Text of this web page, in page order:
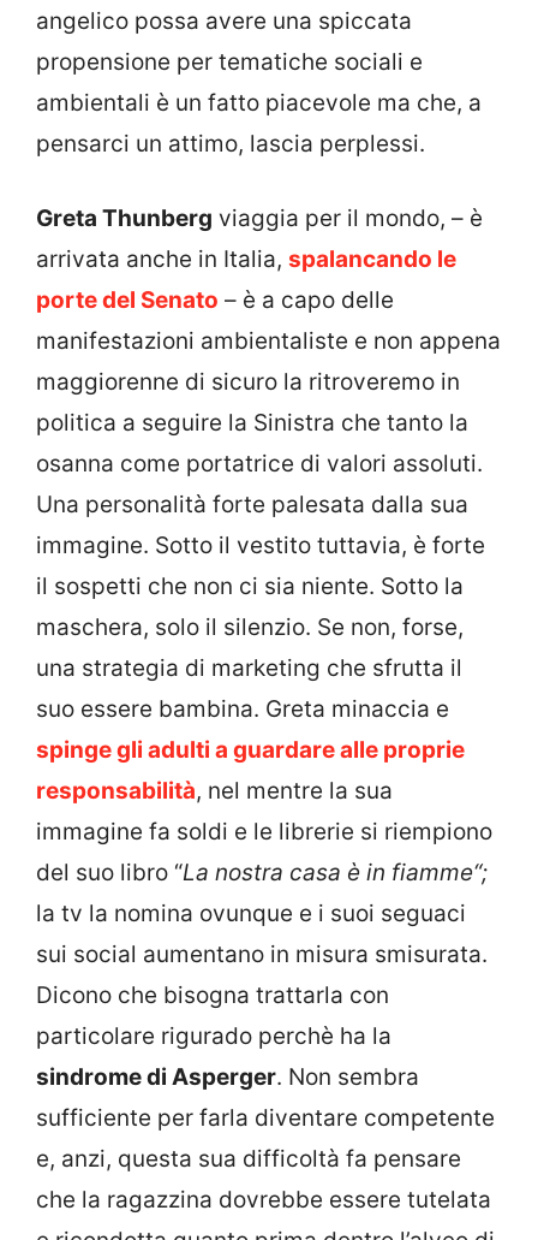
angelico possa avere una spiccata
propensione per tematiche sociali e
ambientali è un fatto piacevole ma che, a
pensarci un attimo, lascia perplessi.
Greta Thunberg viaggia per il mondo, – è
arrivata anche in Italia, spalancando le
porte del Senato – è a capo delle
manifestazioni ambientaliste e non appena
maggiorenne di sicuro la ritroveremo in
politica a seguire la Sinistra che tanto la
osanna come portatrice di valori assoluti.
Una personalità forte palesata dalla sua
immagine. Sotto il vestito tuttavia, è forte
il sospetti che non ci sia niente. Sotto la
maschera, solo il silenzio. Se non, forse,
una strategia di marketing che sfrutta il
suo essere bambina. Greta minaccia e
spinge gli adulti a guardare alle proprie
responsabilità, nel mentre la sua
immagine fa soldi e le librerie si riempiono
del suo libro “La nostra casa è in fiamme“;
la tv la nomina ovunque e i suoi seguaci
sui social aumentano in misura smisurata.
Dicono che bisogna trattarla con
particolare rigurado perchè ha la
sindrome di Asperger. Non sembra
sufficiente per farla diventare competente
e, anzi, questa sua difficoltà fa pensare
che la ragazzina dovrebbe essere tutelata